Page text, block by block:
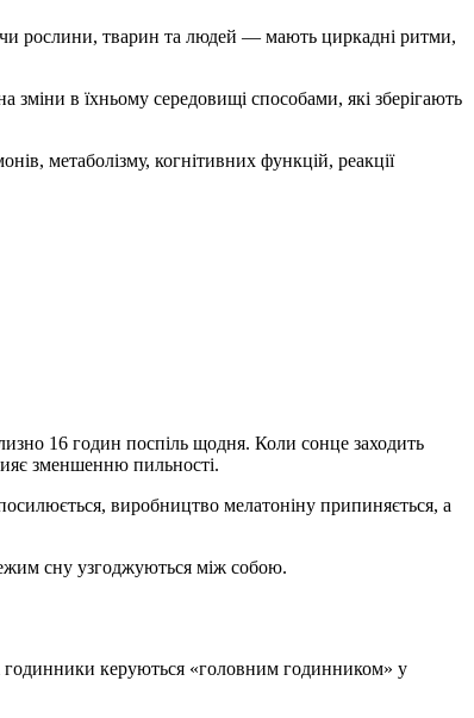
рослини, тварин та людей — мають циркадні ритми,
в їхньому середовищі способами, які зберігають
метаболізму, когнітивних функцій, реакції
16 годин поспіль щодня. Коли сонце заходить
зменшенню пильності.
виробництво мелатоніну припиняється, а
сну узгоджуються між собою.
годинники керуються «головним годинником» у